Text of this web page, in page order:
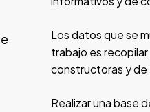
Los datos que se
trabajo es
constructoras y de
Realizar una base